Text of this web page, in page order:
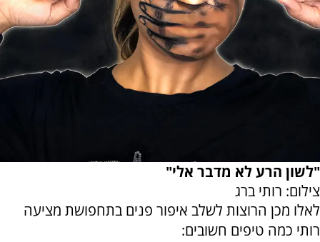
"לשון הרע לא מדבר אלי"
צילום: רותי ברג
לאלו מכן הרוצות לשלב איפור פנים בתחפושת מציעה
רותי כמה טיפים חשובים: